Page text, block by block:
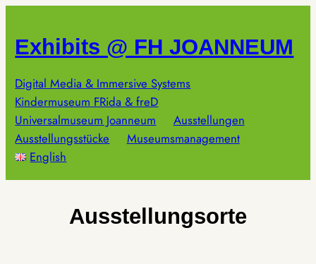
springen
Exhibits @ FH JOANNEUM
Digital Media & Immersive Systems
Kindermuseum FRida & freD
Universalmuseum Joanneum
Ausstellungen
Ausstellungsstücke
Museumsmanagement
English
Ausstellungsorte